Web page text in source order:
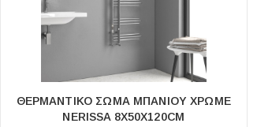
ΘΕΡΜΑΝΤΙΚΌ ΣΏΜΑ ΜΠΆΝΙΟΥ ΧΡΩΜΈ
NERISSA 8X50X120CM